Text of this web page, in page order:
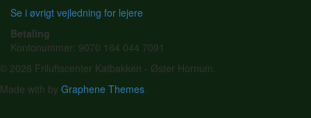
Se i øvrigt vejledning for lejere
Betaling
Kontonummer: 9070 164 044 7091
© 2026 Friluftscenter Katbakken - Øster Hornum.
Made with by Graphene Themes.